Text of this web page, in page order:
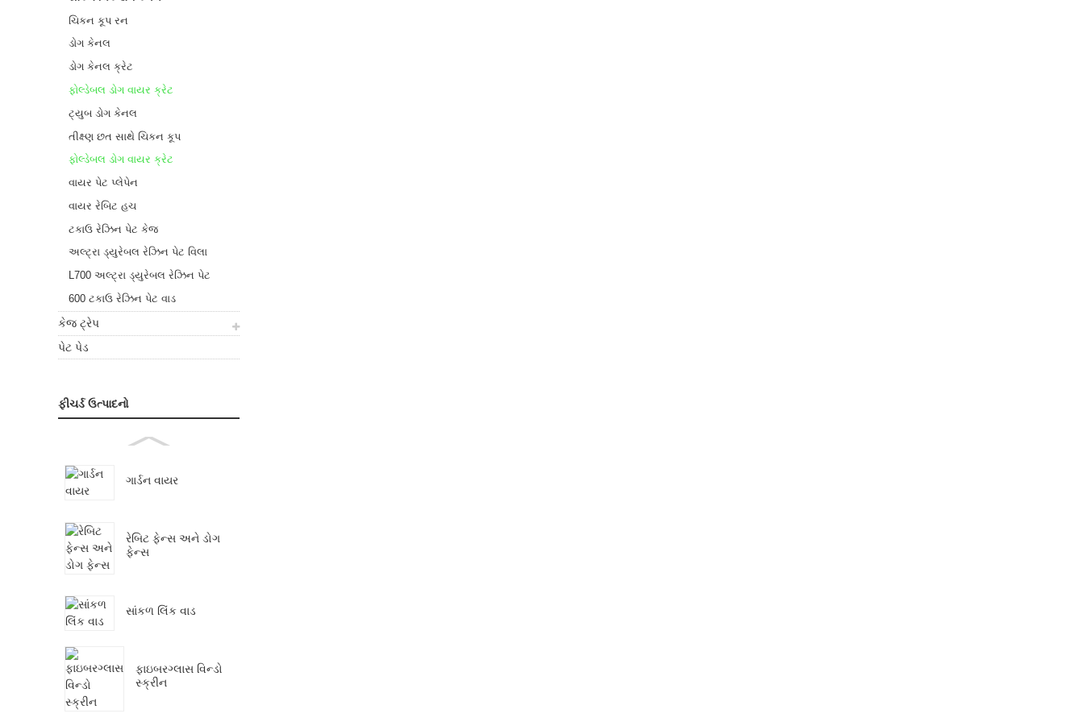
ચિકન કૂપ રન
ડોગ કેનલ
ડોગ કેનલ ક્રેટ
ફોલ્ડેબલ ડોગ વાયર ક્રેટ
ટ્યુબ ડોગ કેનલ
તીક્ષ્ણ છત સાથે ચિકન કૂપ
ફોલ્ડેબલ ડોગ વાયર ક્રેટ
વાયર પેટ પ્લેપેન
વાયર રેબિટ હચ
ટકાઉ રેઝિન પેટ કેજ
અલ્ટ્રા ડ્યુરેબલ રેઝિન પેટ વિલા
L700 અલ્ટ્રા ડ્યુરેબલ રેઝિન પેટ
વાડ600 ટકાઉ રેઝિન પેટ વાડ
કેજ ટ્રેપ
પેટ પેડ
ફીચર્ડ ઉત્પાદનો
ગાર્ડન વાયર
રેબિટ ફેન્સ અને ડોગ
ફેન્સ
સાંકળ લિંક વાડ
ફાઇબરગ્લાસ વિન્ડો
સ્ક્રીન